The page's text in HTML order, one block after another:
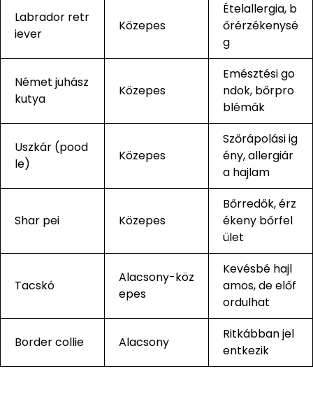
Labrador retr
iever
Közepes
Ételallergia, b
őrérzékenysé
g
Német juhász
kutya
Közepes
Emésztési go
ndok, bőrpro
blémák
Uszkár (pood
le)
Közepes
Szőrápolási ig
ény, allergiár
a hajlam
Shar pei Közepes
Bőrredők, érz
ékeny bőrfel
ület
Tacskó
Alacsony-köz
epes
Kevésbé hajl
amos, de előf
ordulhat
Border collie Alacsony
Ritkábban jel
entkezik